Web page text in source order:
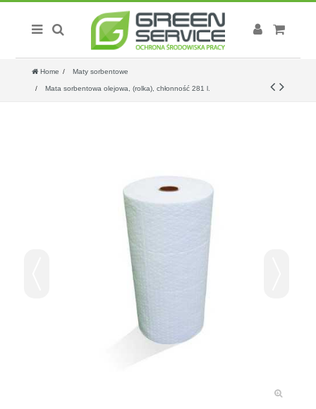
Home Maty sorbentowe
Mata sorbentowa olejowa, (rolka), chłonność 281 l.